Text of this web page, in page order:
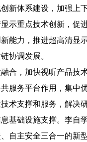
体系建设，加强上下
重点技术创新，促
能力，推进超高清显
协调发展。
，加快视听产品技
服务平台作用，集中
术支撑和服务，解决
础设施支撑。李自
自主安全三合一的新